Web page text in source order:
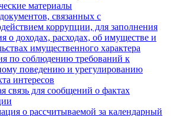
материалы
связанных с
коррупции, для заполнения
о доходах, расходах, об имуществе и
имущественного характера
по соблюдению требований к
поведению и урегулированию
интересов
связь для сообщений о фактах
о рассчитываемой за календарный